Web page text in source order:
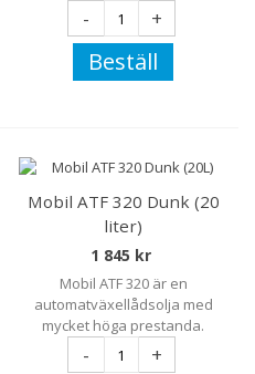
- +
Beställ
Mobil ATF 320 Dunk (20
liter)
1 845 kr
Mobil ATF 320 är en
automatväxellådsolja med
mycket höga prestanda.
- +